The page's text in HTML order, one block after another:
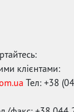
клієнтами:
Тел: +38